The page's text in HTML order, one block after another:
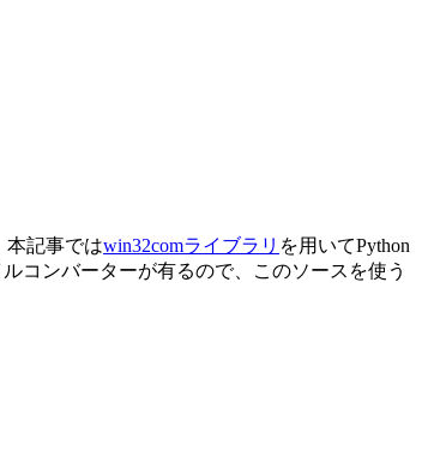
本記事ではwin32comライブラリ を用いてPython
コンバーターが有るので、このソースを使う